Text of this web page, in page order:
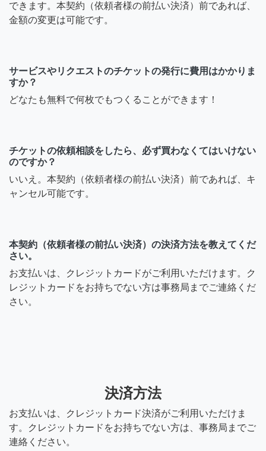
できます。本契約（依頼者様の前払い決済）前であれば、
金額の変更は可能です。
サービスやリクエストのチケットの発行に費用はかかりま
すか？
どなたも無料で何枚でもつくることができます！
チケットの依頼相談をしたら、必ず買わなくてはいけない
のですか？
いいえ。本契約（依頼者様の前払い決済）前であれば、キ
ャンセル可能です。
本契約（依頼者様の前払い決済）の決済方法を教えてくだ
さい。
お支払いは、クレジットカードがご利用いただけます。ク
レジットカードをお持ちでない方は事務局までご連絡くだ
さい。
決済方法
お支払いは、クレジットカード決済がご利用いただけま
す。クレジットカードをお持ちでない方は、事務局までご
連絡ください。